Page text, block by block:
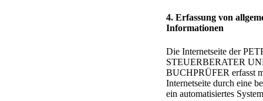
4. Erfassung von
Informationen
Die Internetseite der
STEUERBERATER
BUCHPRÜFER erfasst
Internetseite durch eine
ein automatisiertes